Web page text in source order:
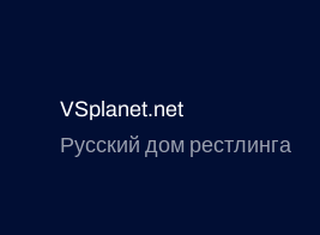
VSplanet.net
Русский дом рестлинга